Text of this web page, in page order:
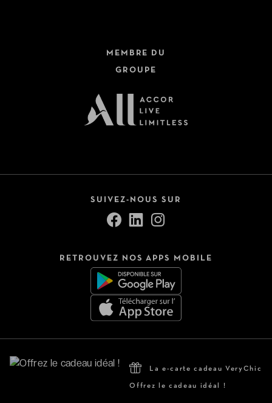
MEMBRE DU
GROUPE
SUIVEZ-NOUS SUR
RETROUVEZ NOS APPS MOBILE
La e-carte cadeau VeryChic
Offrez le cadeau idéal !